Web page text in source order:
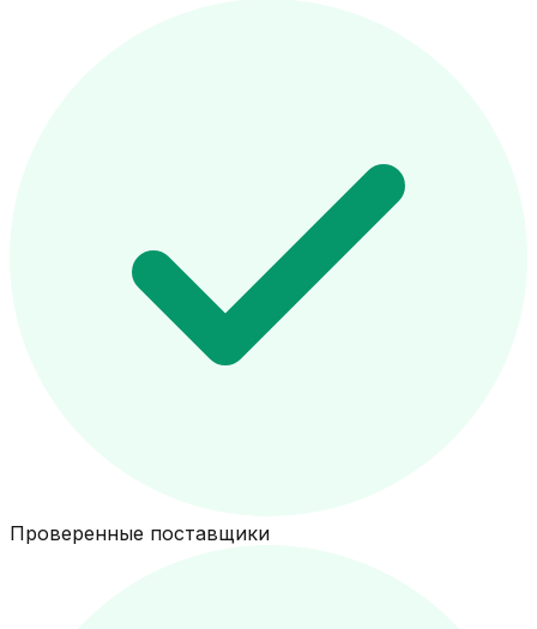
Проверенные поставщики